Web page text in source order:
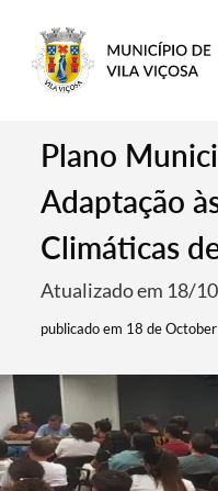
Plano
Adaptação
Climáticas
Atualizado em 18/
publicado em 18 de